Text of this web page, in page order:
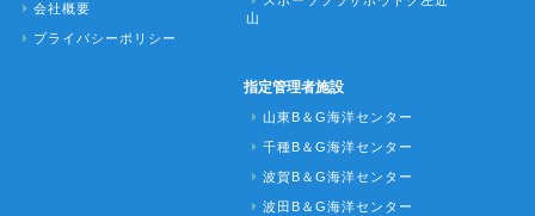
会社概要
プライバシーポリシー
山
指定管理者施設
山東B＆G海洋センター
千種B＆G海洋センター
波賀B＆G海洋センター
波田B＆G海洋センター